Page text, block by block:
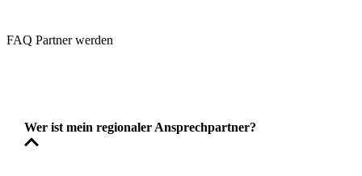
FAQ Partner werden
Wer ist mein regionaler Ansprechpartner?